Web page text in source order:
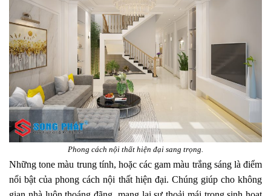
Phong cách nội thất hiện đại sang trọng.
Những tone màu trung tính, hoặc các gam màu trắng sáng là điểm
nổi bật của phong cách nội thất hiện đại. Chúng giúp cho không